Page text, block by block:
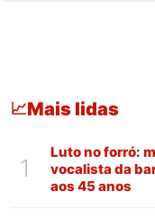
📈Mais lidas
1
Luto no forró:
vocalista da
aos 45 anos